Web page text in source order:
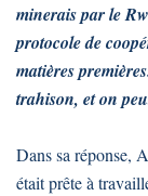
minerais par le
protocole de
matières
trahison, et on
Dans sa réponse,
était prête à